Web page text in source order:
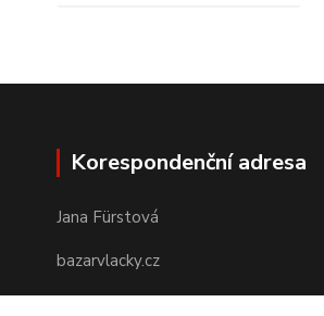
Korespondenční adresa
Jana Fürstová
bazarvlacky.cz